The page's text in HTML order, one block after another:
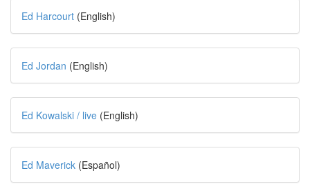
Ed Harcourt (English)
Ed Jordan (English)
Ed Kowalski / live (English)
Ed Maverick (Español)